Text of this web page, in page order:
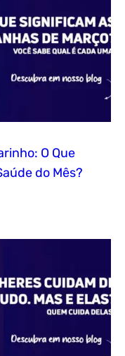
O Que
do Mês?